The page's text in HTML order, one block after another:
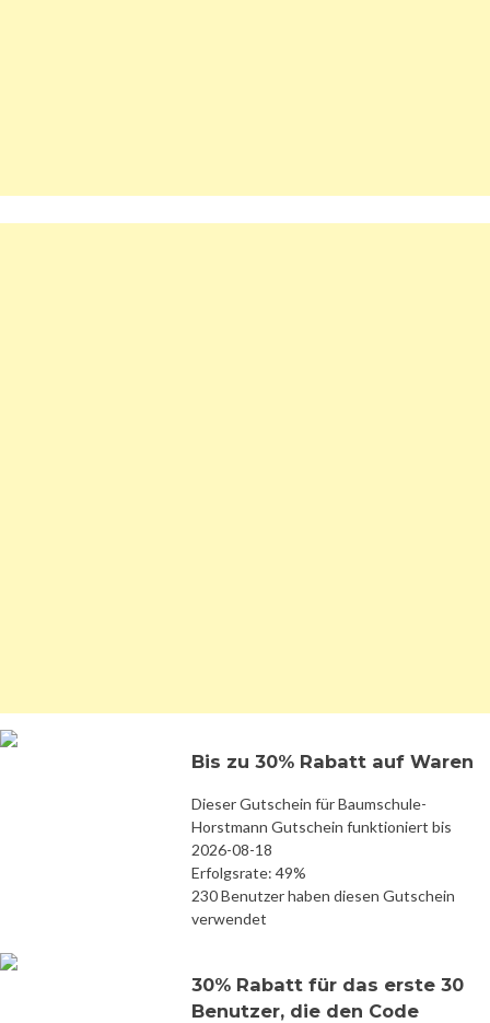
Bis zu 30% Rabatt auf Waren
Dieser Gutschein für Baumschule-
Horstmann Gutschein funktioniert bis
2026-08-18
Erfolgsrate: 49%
230 Benutzer haben diesen Gutschein
verwendet
30% Rabatt für das erste 30
Benutzer, die den Code